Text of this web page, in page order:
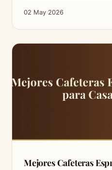
02 May 2026
Mejores Cafeteras